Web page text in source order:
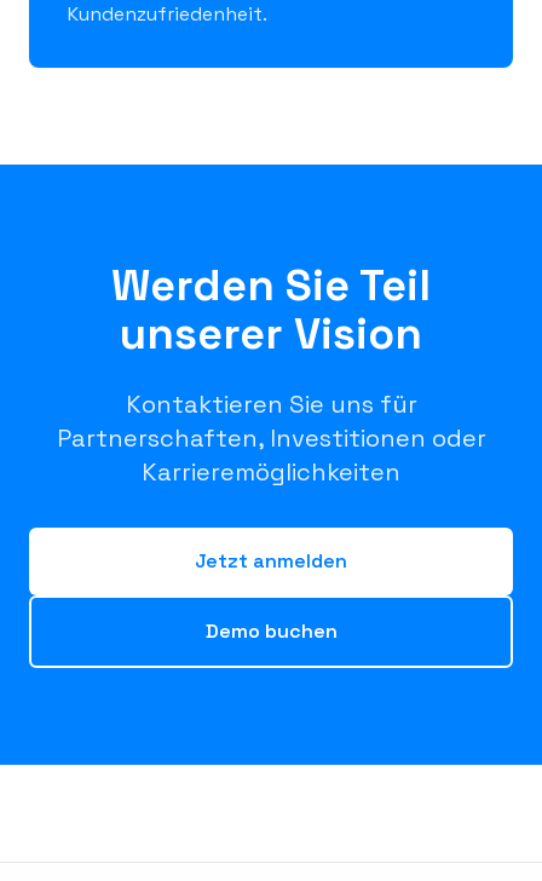
Kundenzufriedenheit.
Werden Sie Teil
unserer Vision
Kontaktieren Sie uns für
Partnerschaften, Investitionen oder
Karrieremöglichkeiten
Jetzt anmelden
Demo buchen